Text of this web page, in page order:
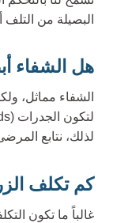
البصيلة من التلف
هل الشفاء
الشفاء مماثل،
لذلك، نتابع
كم تكلف
غالباً ما تكون